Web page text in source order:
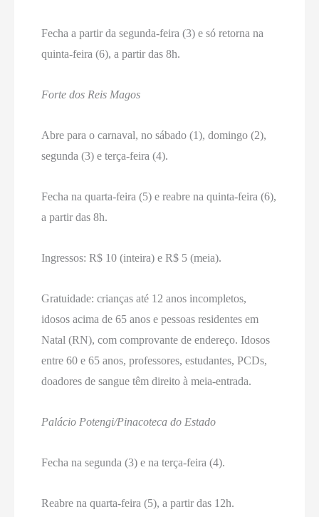
Fecha a partir da segunda-feira (3) e só retorna na
quinta-feira (6), a partir das 8h.
Forte dos Reis Magos
Abre para o carnaval, no sábado (1), domingo (2),
segunda (3) e terça-feira (4).
Fecha na quarta-feira (5) e reabre na quinta-feira (6),
a partir das 8h.
Ingressos: R$ 10 (inteira) e R$ 5 (meia).
Gratuidade: crianças até 12 anos incompletos,
idosos acima de 65 anos e pessoas residentes em
Natal (RN), com comprovante de endereço. Idosos
entre 60 e 65 anos, professores, estudantes, PCDs,
doadores de sangue têm direito à meia-entrada.
Palácio Potengi/Pinacoteca do Estado
Fecha na segunda (3) e na terça-feira (4).
Reabre na quarta-feira (5), a partir das 12h.